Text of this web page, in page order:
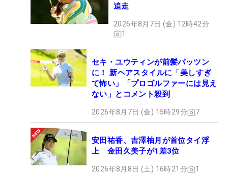
追走
2026年8月7日 (金) 12時42分
1
セキ・ユウティンが前髪パッツン
に！ 新ヘアスタイルに「美しすぎ
て怖い」「プロゴルファーには見え
ない」とコメント殺到
2026年8月7日 (金) 15時29分 7
安田祐香、吉澤柚月が首位タイ浮
上 金田久美子が1差3位
2026年8月8日 (土) 16時21分 1